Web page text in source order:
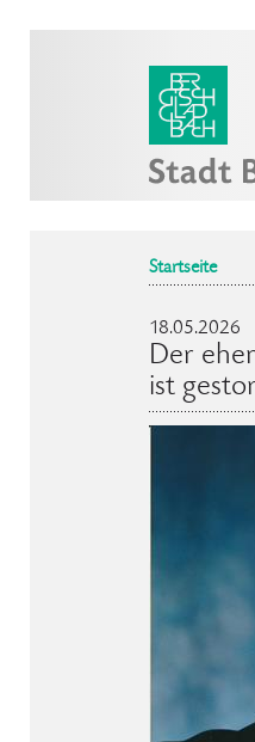
Startseite
18.05.2026
Der
ist